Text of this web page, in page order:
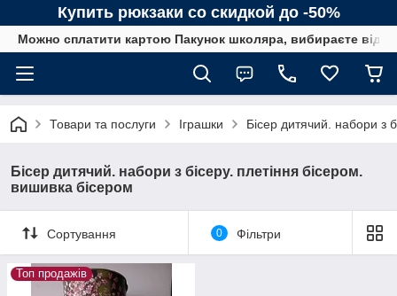
Купить рюкзаки со скидкой до -50%
Можно сплатити картою Пакунок школяра, вибираєте від
Товари та послуги Іграшки Бісер дитячий. набори з
Бісер дитячий. набори з бісеру. плетіння бісером.
вишивка бісером
Сортування 0 Фільтри
Топ продажів